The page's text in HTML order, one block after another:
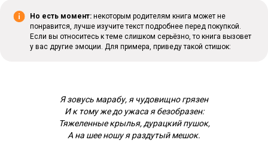
Но есть момент: некоторым родителям книга может не
понравится, лучше изучите текст подробнее перед покупкой.
Если вы относитесь к теме слишком серьёзно, то книга вызовет
у вас другие эмоции. Для примера, приведу такой стишок:
Я зовусь марабу, я чудовищно грязен
И к тому же до ужаса я безобразен:
Тяжеленные крылья, дурацкий пушок,
А на шее ношу я раздутый мешок.